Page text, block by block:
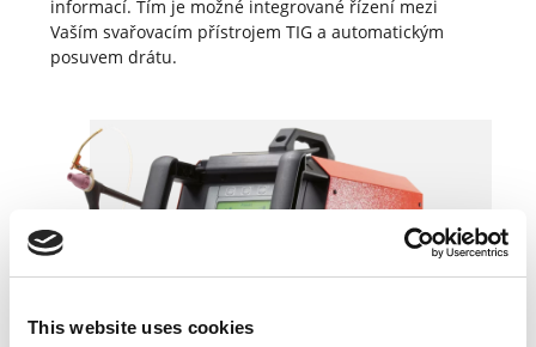
This website uses cookies
informací. Tím je možné integrované řízení mezi
Vaším svařovacím přístrojem TIG a automatickým
posuvem drátu.